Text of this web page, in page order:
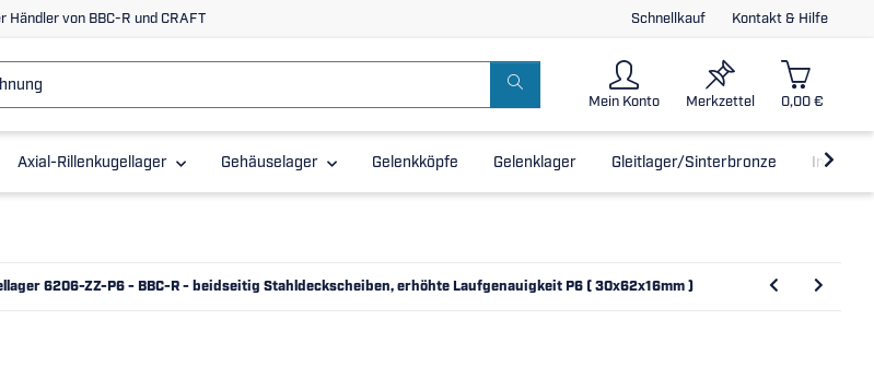
Schnellkauf Kontakt & Hilfe
Händler von BBC-R und CRAFT
Mein Konto Merkzettel 0,00 €
Axial-Rillenkugellager Gehäuselager Gelenkköpfe Gelenklager Gleitlager/Sinterbronze Inline-
6206-ZZ-P6 - BBC-R - beidseitig Stahldeckscheiben, erhöhte Laufgenauigkeit P6 ( 30x62x16mm )